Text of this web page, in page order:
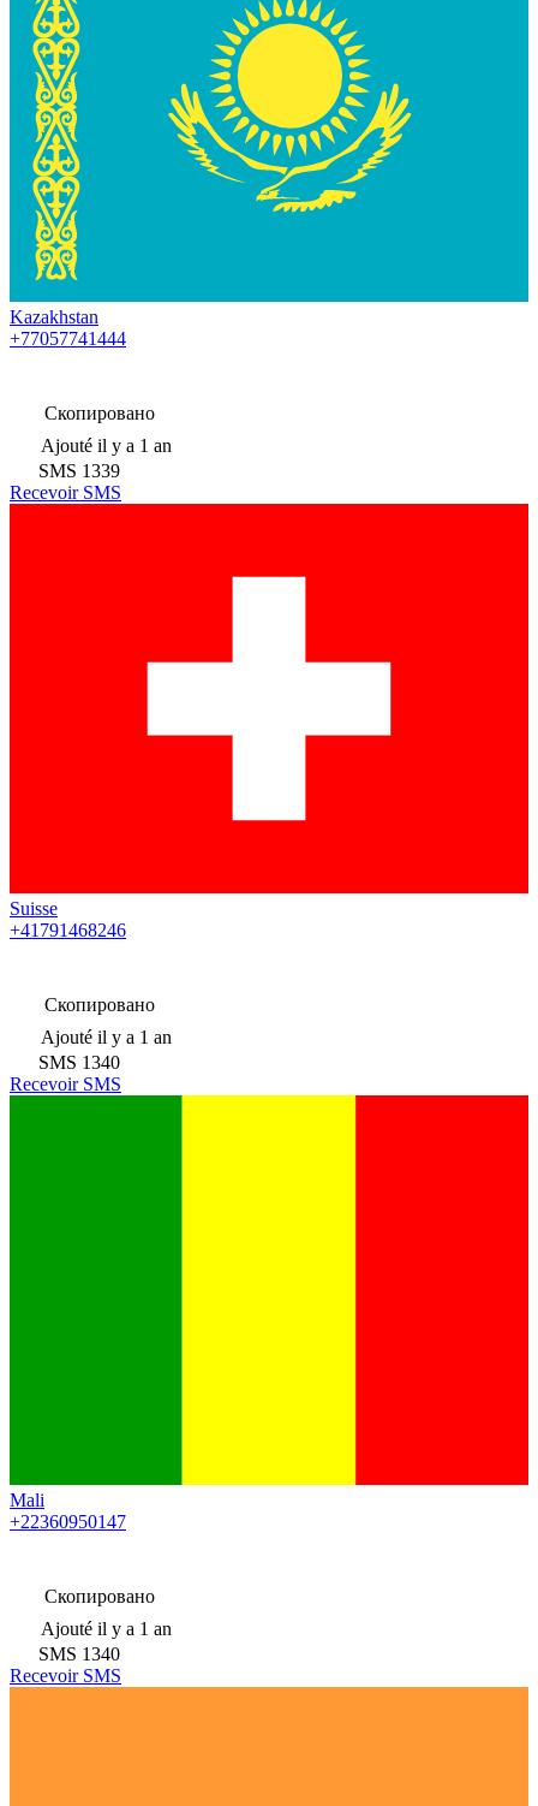
Kazakhstan
+77057741444
Скопировано
Ajouté il y a 1 an
SMS 1339
Recevoir SMS
Suisse
+41791468246
Скопировано
Ajouté il y a 1 an
SMS 1340
Recevoir SMS
Mali
+22360950147
Скопировано
Ajouté il y a 1 an
SMS 1340
Recevoir SMS